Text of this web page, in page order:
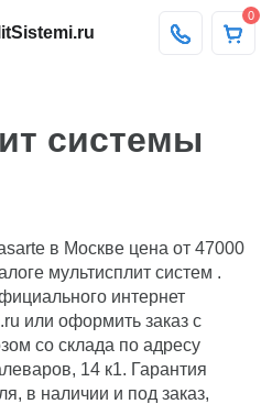
0
системы
в Москве цена от 47000
мультисплит систем .
интернет
или оформить заказ с
со склада по адресу
14 к1. Гарантия
в наличии и под заказ,